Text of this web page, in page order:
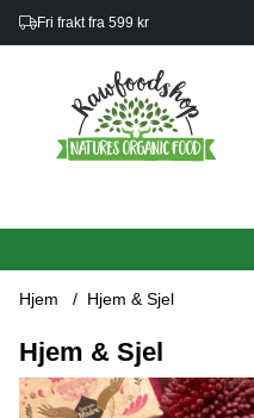
Fri frakt fra 599 kr
Hjem Hjem & Sjel
Hjem & Sjel